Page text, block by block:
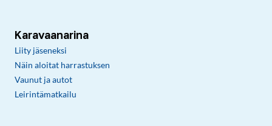
Karavaanarina
Liity jäseneksi
Näin aloitat harrastuksen
Vaunut ja autot
Leirintämatkailu